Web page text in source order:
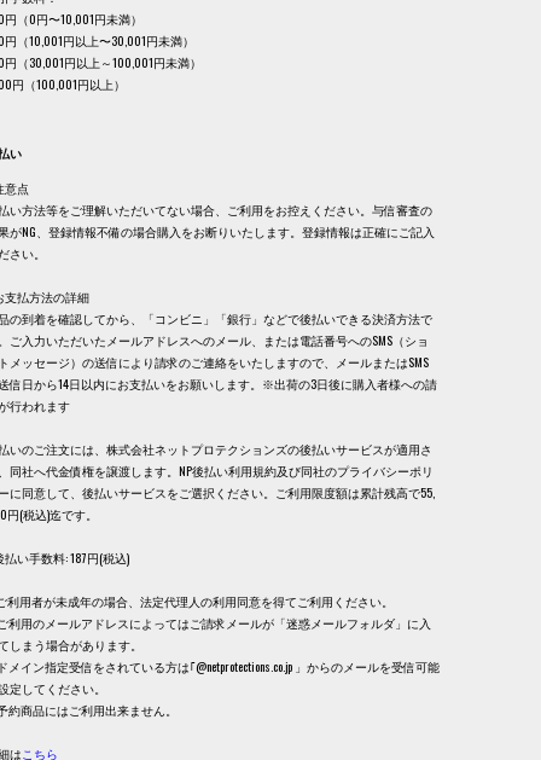
円（0円〜10,001円未満）
円（10,001円以上〜30,001円未満）
円（30,001円以上～100,001円未満）
円（100,001円以上）
い
意点
い方法等をご理解いただいてない場合、ご利用をお控えください。与信審査の
がNG、登録情報不備の場合購入をお断りいたします。登録情報は正確にご記入
さい。
支払方法の詳細
の到着を確認してから、「コンビニ」「銀行」などで後払いできる決済方法で
ご入力いただいたメールアドレスへのメール、または電話番号へのSMS（ショ
メッセージ）の送信により請求のご連絡をいたしますので、メールまたはSMS
信日から14日以内にお支払いをお願いします。※出荷の3日後に購入者様への請
行われます
いのご注文には、株式会社ネットプロテクションズの後払いサービスが適用さ
同社へ代金債権を譲渡します。NP後払い利用規約及び同社のプライバシーポリ
に同意して、後払いサービスをご選択ください。ご利用限度額は累計残高で55,
円(税込)迄です。
払い手数料: 187円(税込)
利用者が未成年の場合、法定代理人の利用同意を得てご利用ください。
利用のメールアドレスによってはご請求メールが「迷惑メールフォルダ」に入
しまう場合があります。
メイン指定受信をされている方は｢@netprotections.co.jp 」からのメールを受信可能
定してください。
約商品にはご利用出来ません。
はこちら